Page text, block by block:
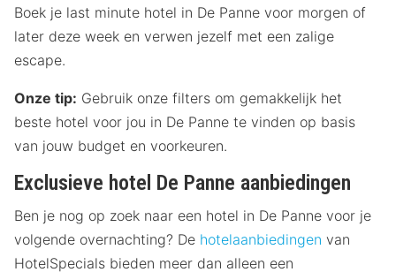
Boek je last minute hotel in De Panne voor morgen of
later deze week en verwen jezelf met een zalige
escape.
Onze tip: Gebruik onze filters om gemakkelijk het
beste hotel voor jou in De Panne te vinden op basis
van jouw budget en voorkeuren.
Exclusieve hotel De Panne aanbiedingen
Ben je nog op zoek naar een hotel in De Panne voor je
volgende overnachting? De hotelaanbiedingen van
HotelSpecials bieden meer dan alleen een